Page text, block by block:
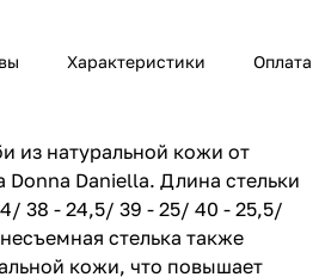
кожи,
полноту
Характеристики Оплата
из натуральной кожи от
Donna Daniella. Длина стельки
38 - 24,5/ 39 - 25/ 40 - 25,5/
стелька также
кожи, что повышает